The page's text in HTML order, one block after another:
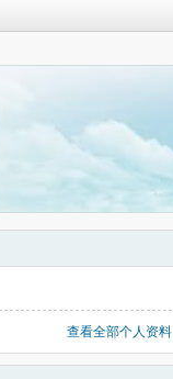
查看全部个人资料